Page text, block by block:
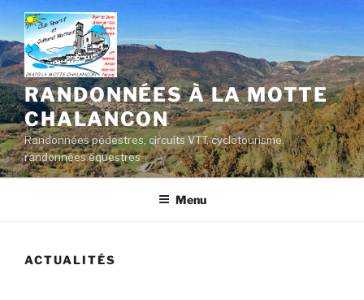
au
contenu
principal
RANDONNÉES À LA MOTTE
CHALANCON
Randonnées pédestres, circuits VTT, cyclotourisme,
randonnées équestres
Menu
ACTUALITÉS